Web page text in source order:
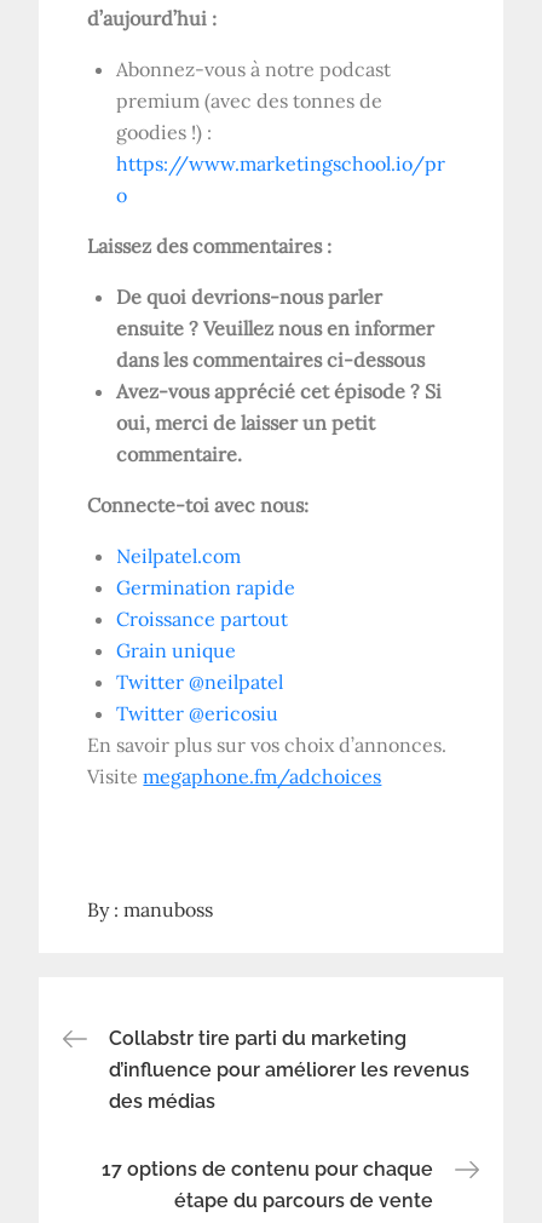
d’aujourd’hui :
Abonnez-vous à notre podcast
premium (avec des tonnes de
goodies !) :
https://www.marketingschool.io/pr
o
Laissez des commentaires :
De quoi devrions-nous parler
ensuite ? Veuillez nous en informer
dans les commentaires ci-dessous
Avez-vous apprécié cet épisode ? Si
oui, merci de laisser un petit
commentaire.
Connecte-toi avec nous:
Neilpatel.com
Germination rapide
Croissance partout
Grain unique
Twitter @neilpatel
Twitter @ericosiu
En savoir plus sur vos choix d’annonces.
Visitemegaphone.fm/adchoices
By :manuboss
Navigation
de
l’article
Collabstr tire parti du marketing
d’influence pour améliorer les revenus
des médias
17 options de contenu pour chaque
étape du parcours de vente